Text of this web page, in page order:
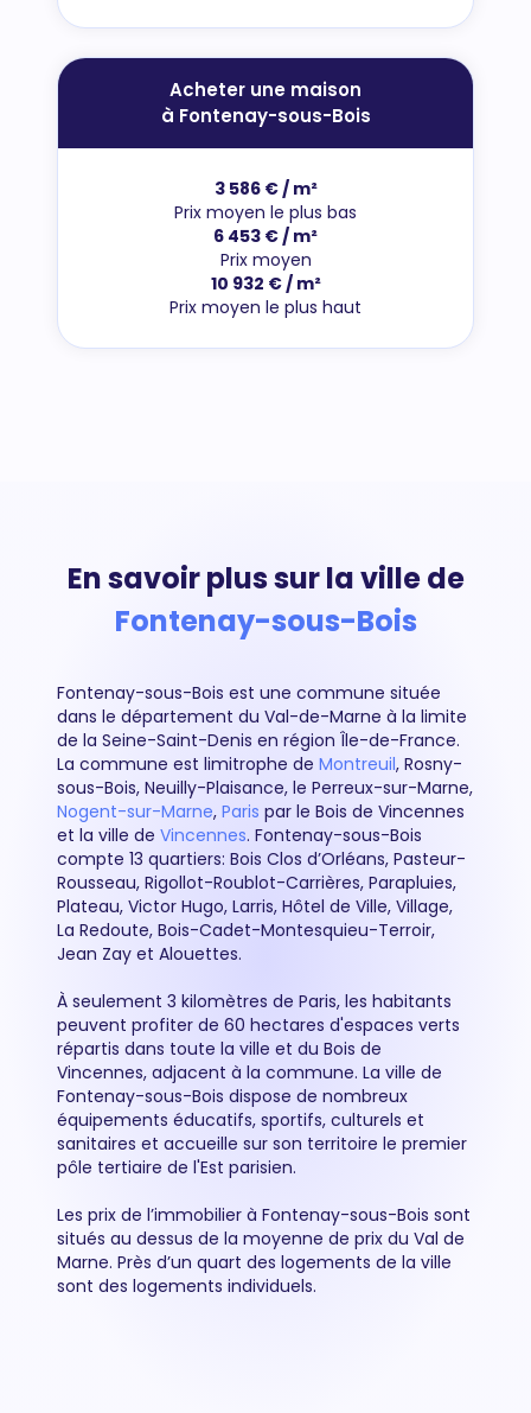
Acheter une maison
à Fontenay-sous-Bois
3 586 € / m²
Prix moyen le plus bas
6 453 € / m²
Prix moyen
10 932 € / m²
Prix moyen le plus haut
En savoir plus sur la ville de
Fontenay-sous-Bois
Fontenay-sous-Bois est une commune située
dans le département du Val-de-Marne à la limite
de la Seine-Saint-Denis en région Île-de-France.
La commune est limitrophe de Montreuil, Rosny-
sous-Bois, Neuilly-Plaisance, le Perreux-sur-Marne,
Nogent-sur-Marne, Paris par le Bois de Vincennes
et la ville de Vincennes. Fontenay-sous-Bois
compte 13 quartiers: Bois Clos d’Orléans, Pasteur-
Rousseau, Rigollot-Roublot-Carrières, Parapluies,
Plateau, Victor Hugo, Larris, Hôtel de Ville, Village,
La Redoute, Bois-Cadet-Montesquieu-Terroir,
Jean Zay et Alouettes.
À seulement 3 kilomètres de Paris, les habitants
peuvent profiter de 60 hectares d'espaces verts
répartis dans toute la ville et du Bois de
Vincennes, adjacent à la commune. La ville de
Fontenay-sous-Bois dispose de nombreux
équipements éducatifs, sportifs, culturels et
sanitaires et accueille sur son territoire le premier
pôle tertiaire de l'Est parisien.
Les prix de l’immobilier à Fontenay-sous-Bois sont
situés au dessus de la moyenne de prix du Val de
Marne. Près d’un quart des logements de la ville
sont des logements individuels.